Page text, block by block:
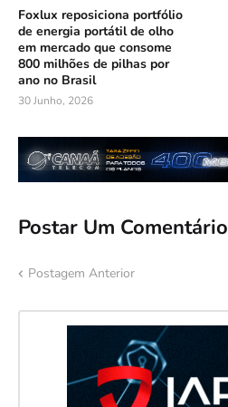
Foxlux reposiciona portfólio
de energia portátil de olho
em mercado que consome
800 milhões de pilhas por
ano no Brasil
30 Junho, 2026
Postar Um Comentário
Postagem Anterior